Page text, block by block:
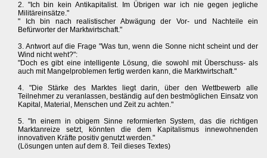
2. "Ich bin kein Antikapitalist. Im Übrigen war ich nie gegen jegliche
Militäreinsätze."
" Ich bin nach realistischer Abwägung der Vor- und Nachteile ein
Befürworter der Marktwirtschaft."
3. Antwort auf die Frage "Was tun, wenn die Sonne nicht scheint und der
Wind nicht weht?":
"Doch es gibt eine intelligente Lösung, die sowohl mit Überschuss- als
auch mit Mangelproblemen fertig werden kann, die Marktwirtschaft."
4. "Die Stärke des Marktes liegt darin, über den Wettbewerb alle
Teilnehmer zu veranlassen, beständig auf den bestmöglichen Einsatz von
Kapital, Material, Menschen und Zeit zu achten."
5. "In einem in obigem Sinne reformierten System, das die richtigen
Marktanreize setzt, könnten die dem Kapitalismus innewohnenden
innovativen Kräfte positiv genutzt werden."
(Lösungen unten auf dem 8. Teil dieses Textes)